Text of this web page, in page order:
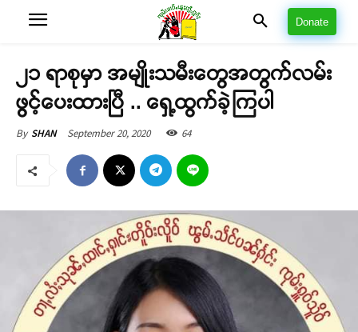
Donate
၂၁ ရာစုမှာ အမျိုးသမီးတွေအတွက်လမ်း
ဖွင့်ပေးထားပြီ .. ရှေ့ထွက်ခဲ့ကြပါ
By SHAN September 20, 2020 64